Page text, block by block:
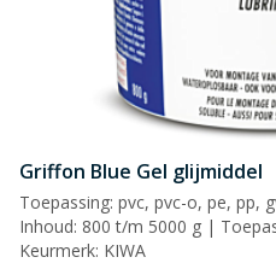
Griffon Blue Gel glijmiddel
Toepassing: pvc, pvc-o, pe, pp,
Inhoud: 800 t/m 5000 g |
Keurmerk: KIWA